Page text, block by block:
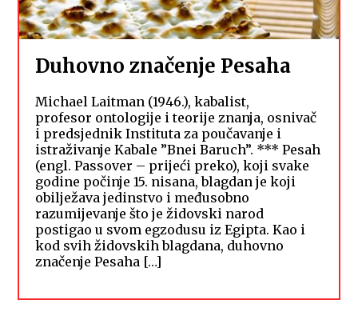
Duhovno značenje Pesaha
Michael Laitman (1946.), kabalist,
profesor ontologije i teorije znanja, osnivač
i predsjednik Instituta za poučavanje i
istraživanje Kabale ”Bnei Baruch”. *** Pesah
(engl. Passover – prijeći preko), koji svake
godine počinje 15. nisana, blagdan je koji
obilježava jedinstvo i međusobno
razumijevanje što je židovski narod
postigao u svom egzodusu iz Egipta. Kao i
kod svih židovskih blagdana, duhovno
značenje Pesaha […]